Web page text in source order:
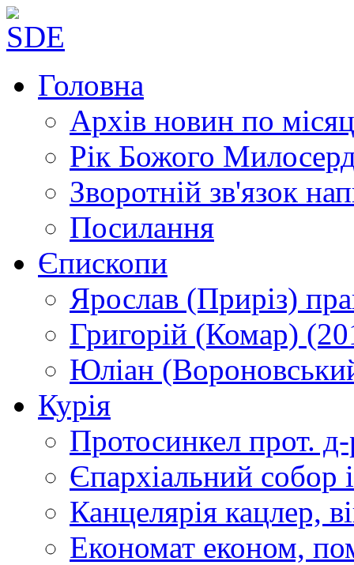
Головна
Архів новин по
Рік Божого
Зворотній зв'язок
Посилання
Єпископи
Ярослав (Приріз)
Григорій (Комар)
Юліан
Курія
Протосинкел прот.
Єпархіальний собор
Канцелярія кацлер,
Економат економ,